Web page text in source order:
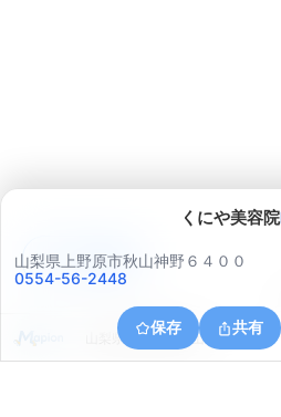
くにや美容院
山梨県上野原市秋山神野６４００
0554-56-2448
保存 共有
山梨県上野原市秋山
アプリで見る